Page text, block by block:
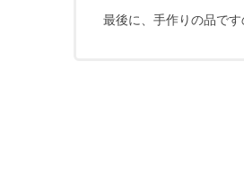
最後に、手作りの品で